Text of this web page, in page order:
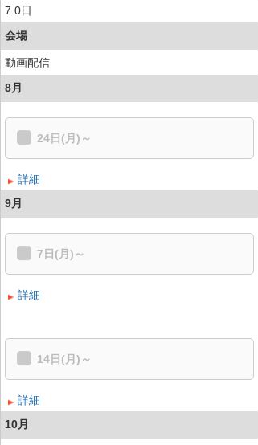
7.0日
会場
動画配信
8月
24日(月)～
詳細
9月
7日(月)～
詳細
14日(月)～
詳細
10月